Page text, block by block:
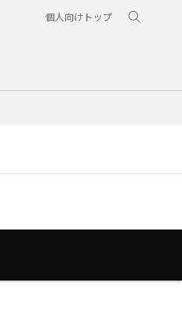
個人向けトップ